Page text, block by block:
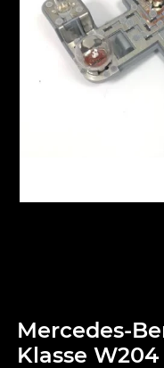
Mercedes-
Klasse